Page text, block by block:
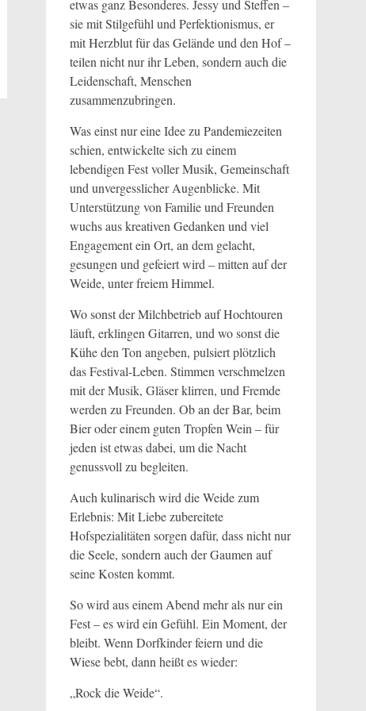
etwas ganz Besonderes. Jessy und Steffen –
sie mit Stilgefühl und Perfektionismus, er
mit Herzblut für das Gelände und den Hof –
teilen nicht nur ihr Leben, sondern auch die
Leidenschaft, Menschen
zusammenzubringen.
Was einst nur eine Idee zu Pandemiezeiten
schien, entwickelte sich zu einem
lebendigen Fest voller Musik, Gemeinschaft
und unvergesslicher Augenblicke. Mit
Unterstützung von Familie und Freunden
wuchs aus kreativen Gedanken und viel
Engagement ein Ort, an dem gelacht,
gesungen und gefeiert wird – mitten auf der
Weide, unter freiem Himmel.
Wo sonst der Milchbetrieb auf Hochtouren
läuft, erklingen Gitarren, und wo sonst die
Kühe den Ton angeben, pulsiert plötzlich
das Festival-Leben. Stimmen verschmelzen
mit der Musik, Gläser klirren, und Fremde
werden zu Freunden. Ob an der Bar, beim
Bier oder einem guten Tropfen Wein – für
jeden ist etwas dabei, um die Nacht
genussvoll zu begleiten.
Auch kulinarisch wird die Weide zum
Erlebnis: Mit Liebe zubereitete
Hofspezialitäten sorgen dafür, dass nicht nur
die Seele, sondern auch der Gaumen auf
seine Kosten kommt.
So wird aus einem Abend mehr als nur ein
Fest – es wird ein Gefühl. Ein Moment, der
bleibt. Wenn Dorfkinder feiern und die
Wiese bebt, dann heißt es wieder:
„Rock die Weide“.